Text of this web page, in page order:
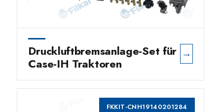
Druckluftbremsanlage-Set für
Case-IH Traktoren
→
FKKIT-CNH19140201284